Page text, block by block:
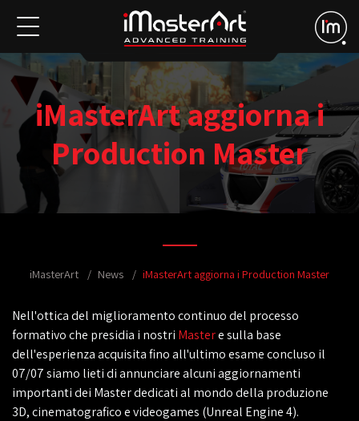
iMasterArt aggiorna i
Production Master
iMasterArt News iMasterArt aggiorna i Production Master
Nell'ottica del miglioramento continuo del processo
formativo che presidia i nostri Mastere sulla base
dell'esperienza acquisita fino all'ultimo esame concluso il
07/07 siamo lieti di annunciare alcuni aggiornamenti
importanti dei Master dedicati al mondo della produzione
3D, cinematografico e videogames (Unreal Engine 4).